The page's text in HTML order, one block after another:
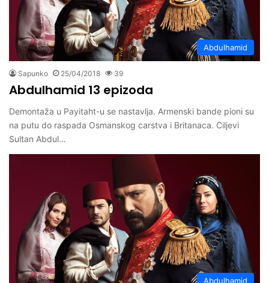
Abdulhamid
Sapunko 25/04/2018 39
Abdulhamid 13 epizoda
Demontaža u Payitaht-u se nastavlja. Armenski bande pioni su
na putu do raspada Osmanskog carstva i Britanaca. Ciljevi
Sultan Abdul…
Abdulhamid